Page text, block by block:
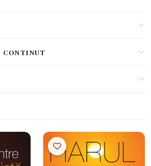
CONTINUT